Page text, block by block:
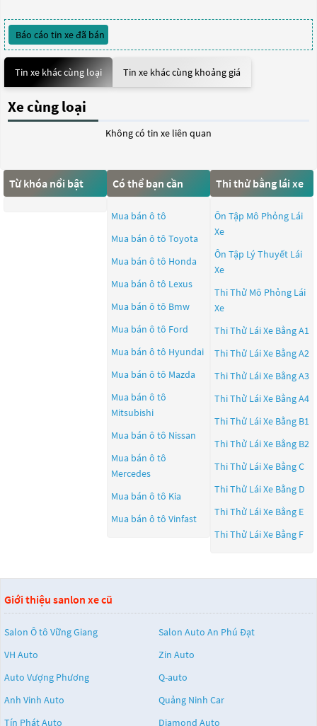
Báo cáo tin xe đã bán
Tin xe khác cùng loại Tin xe khác cùng khoảng giá
Xe cùng loại
Không có tin xe liên quan
Từ khóa nổi bật Có thể bạn cần
Mua bán ô tô
Mua bán ô tô Toyota
Mua bán ô tô Honda
Mua bán ô tô Lexus
Mua bán ô tô Bmw
Mua bán ô tô Ford
Mua bán ô tô Hyundai
Mua bán ô tô Mazda
Mua bán ô tô
Mitsubishi
Mua bán ô tô Nissan
Mua bán ô tô
Mercedes
Mua bán ô tô Kia
Mua bán ô tô Vinfast
Thi thử bằng lái xe
Ôn Tập Mô Phỏng Lái
Xe
Ôn Tập Lý Thuyết Lái
Xe
Thi Thử Mô Phỏng Lái
Xe
Thi Thử Lái Xe Bằng A1
Thi Thử Lái Xe Bằng A2
Thi Thử Lái Xe Bằng A3
Thi Thử Lái Xe Bằng A4
Thi Thử Lái Xe Bằng B1
Thi Thử Lái Xe Bằng B2
Thi Thử Lái Xe Bằng C
Thi Thử Lái Xe Bằng D
Thi Thử Lái Xe Bằng E
Thi Thử Lái Xe Bằng F
Giới thiệu sanlon xe cũ
Salon Ô tô Vững Giang
Salon Auto An Phú Đạt
VH Auto
Zin Auto
Auto Vượng Phương
Q-auto
Anh Vinh Auto
Quảng Ninh Car
Tín Phát Auto
Diamond Auto